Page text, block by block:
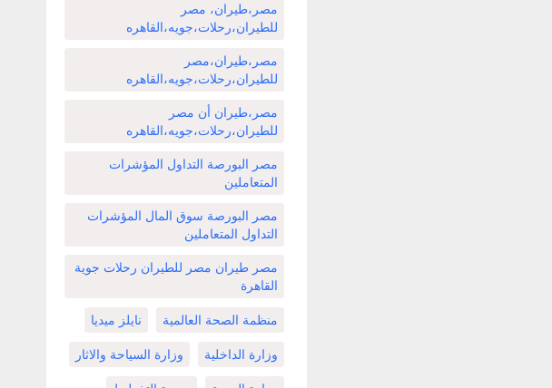
مصر،طيران، مصر
للطيران،رحلات،جويه،القاهره
مصر،طيران،مصر
للطيران،رحلات،جويه،القاهره
مصر،طيران أن مصر
للطيران،رحلات،جويه،القاهره
مصر البورصة التداول المؤشرات
المتعاملين
مصر البورصة سوق المال المؤشرات
التداول المتعاملين
مصر طيران مصر للطيران رحلات جوية
القاهرة
منظمة الصحة العالمية نايلز ميديا
وزارة الداخلية وزارة السياحة والاثار